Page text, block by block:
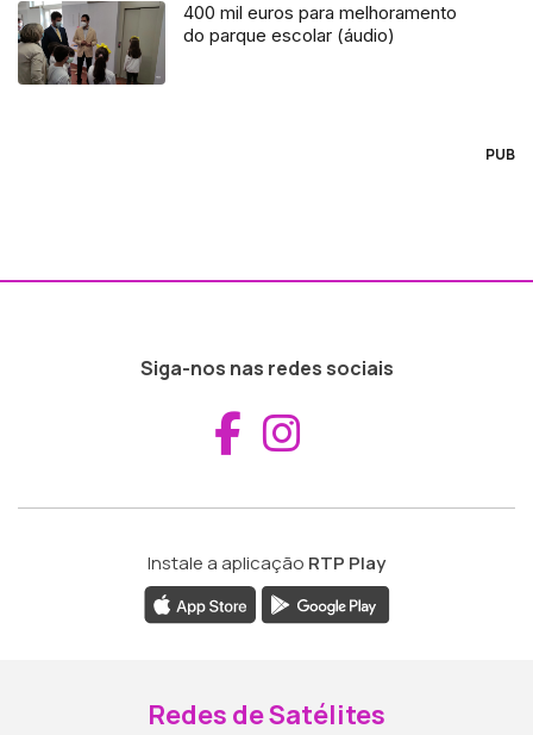
400 mil euros para melhoramento
do parque escolar (áudio)
PUB
Siga-nos nas redes sociais
Aceder ao
Instale a aplicação RTP Play
Redes de Satélites